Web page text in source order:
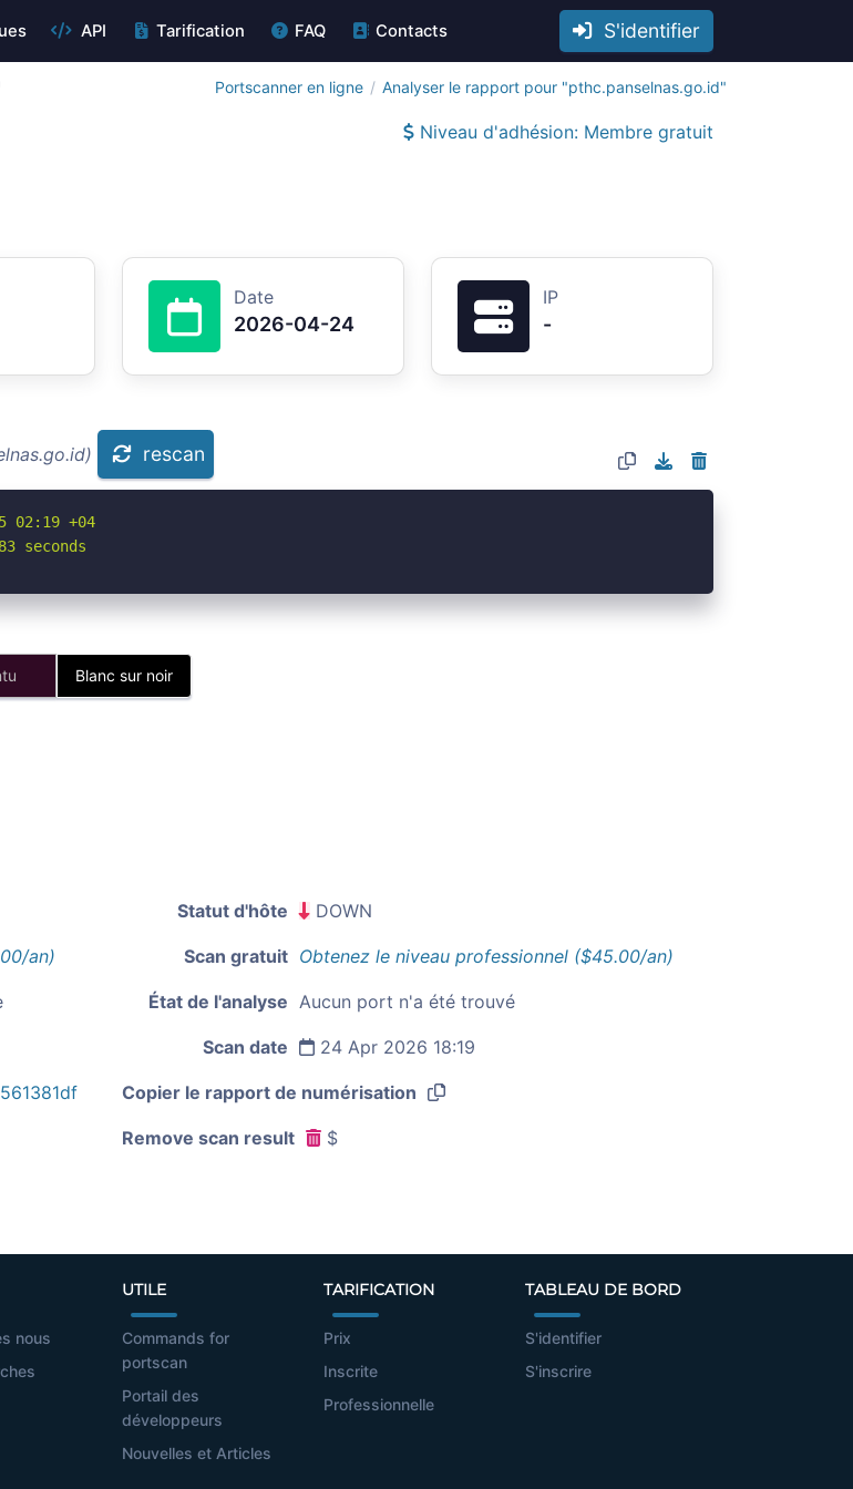
API Tarification FAQ Contacts S'identifier
Portscanner en ligne Analyser le rapport pour "pthc.panselnas.go.id"
Niveau d'adhésion: Membre gratuit
Date
2026-04-24
IP
-
rescan
02:19 +04
seconds
Blanc sur noir
Statut d'hôte DOWN
an) Scan gratuit Obtenez le niveau professionnel ($45.00/an)
État de l'analyse Aucun port n'a été trouvé
Scan date 24 Apr 2026 18:19
Copier le rapport de numérisation
Remove scan result $
nous
UTILE
Commands for
portscan
Portail des
développeurs
Nouvelles et Articles
TARIFICATION
Prix
Inscrite
Professionnelle
TABLEAU DE BORD
S'identifier
S'inscrire